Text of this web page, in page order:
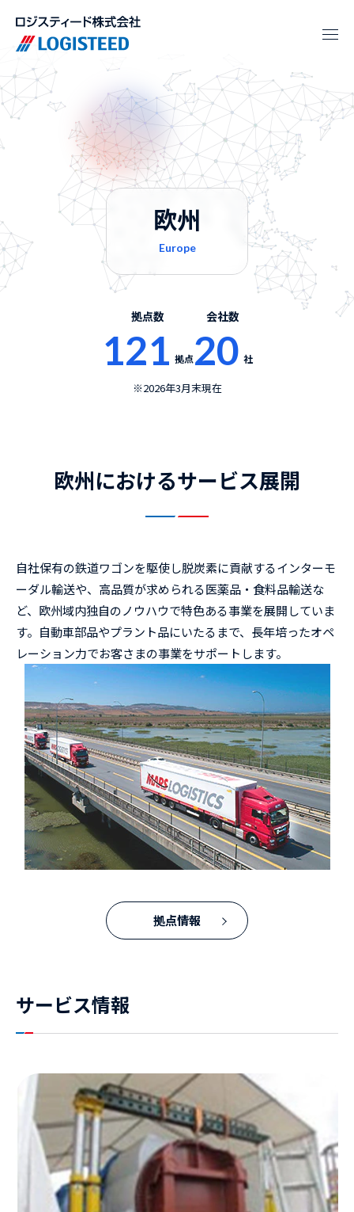
欧州
Europe
拠点数
121 拠点
会社数
20 社
※2026年3月末現在
欧州におけるサービス展開
自社保有の鉄道ワゴンを駆使し脱炭素に貢献するインターモ
ーダル輸送や、高品質が求められる医薬品・食料品輸送な
ど、欧州域内独自のノウハウで特色ある事業を展開していま
す。自動車部品やプラント品にいたるまで、長年培ったオペ
レーション力でお客さまの事業をサポートします。
拠点情報
サービス情報